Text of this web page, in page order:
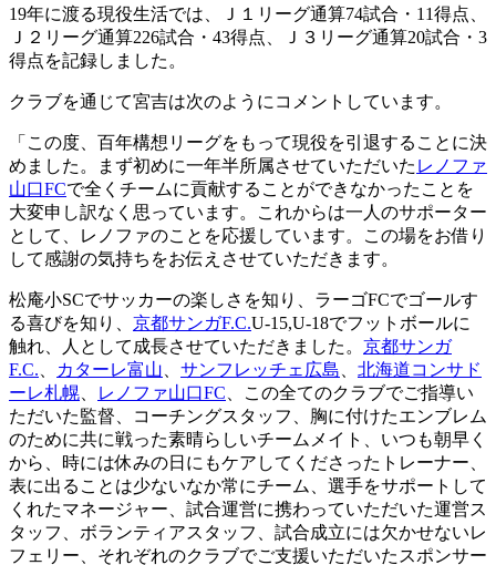
19年に渡る現役生活では、Ｊ１リーグ通算74試合・11得点、
Ｊ２リーグ通算226試合・43得点、Ｊ３リーグ通算20試合・3
得点を記録しました。
クラブを通じて宮吉は次のようにコメントしています。
「この度、百年構想リーグをもって現役を引退することに決
めました。まず初めに一年半所属させていただいた レノファ
山口FCで全くチームに貢献することができなかったことを
大変申し訳なく思っています。これからは一人のサポーター
として、レノファのことを応援しています。この場をお借り
して感謝の気持ちをお伝えさせていただきます。
松庵小SCでサッカーの楽しさを知り、ラーゴFCでゴールす
る喜びを知り、 京都サンガF.C.U-15,U-18でフットボールに
触れ、人として成長させていただきました。 京都サンガ
F.C.
カターレ富山 サンフレッチェ広島
北海道コンサド
ーレ札幌
レノファ山口FC 、この全てのクラブでご指導い
ただいた監督、コーチングスタッフ、胸に付けたエンブレム
のために共に戦った素晴らしいチームメイト、いつも朝早く
から、時には休みの日にもケアしてくださったトレーナー、
表に出ることは少ないなか常にチーム、選手をサポートして
くれたマネージャー、試合運営に携わっていただいた運営ス
タッフ、ボランティアスタッフ、試合成立には欠かせないレ
フェリー、それぞれのクラブでご支援いただいたスポンサー